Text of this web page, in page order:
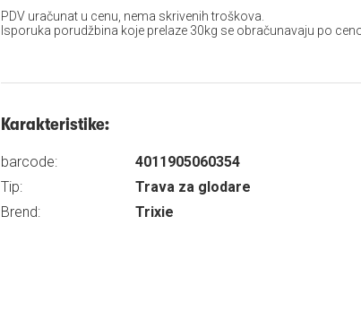
PDV uračunat u cenu, nema skrivenih troškova.
Isporuka porudžbina koje prelaze 30kg se obračunavaju po
Karakteristike:
barcode:
4011905060354
Tip:
Trava za glodare
Brend:
Trixie